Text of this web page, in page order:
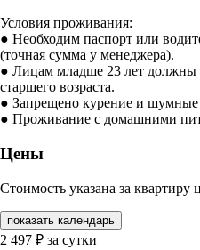
Условия проживания:
● Необходим паспорт или
(точная сумма у менеджера).
● Лицам младше 23 лет должны
старшего возраста.
● Запрещено курение и шумные
● Проживание с домашними
Цены
Стоимость указана за
показать календарь
2 497 ₽ за сутки